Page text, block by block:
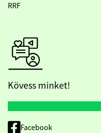
RRF
Kövess minket!
Facebook